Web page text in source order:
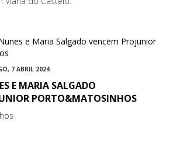
7 ABRIL 2024
E MARIA SALGADO
PORTO&MATOSINHOS